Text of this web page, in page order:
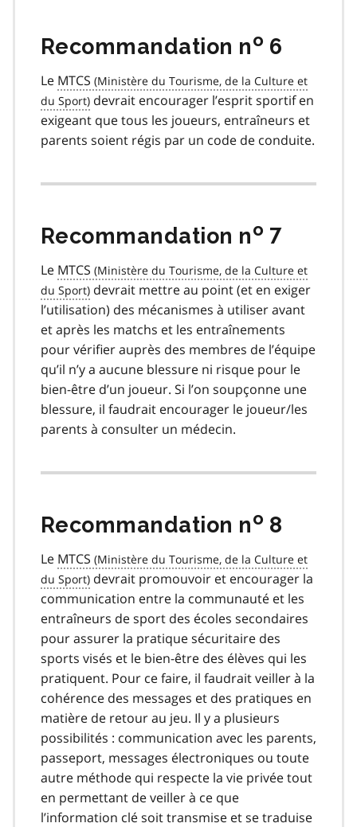
Recommandation no 6
Le MTCS
devrait encourager l’esprit sportif en
exigeant que tous les joueurs, entraîneurs et
parents soient régis par un code de conduite.
Recommandation no 7
Le MTCS
devrait mettre au point (et en exiger
l’utilisation) des mécanismes à utiliser avant
et après les matchs et les entraînements
pour vérifier auprès des membres de l’équipe
qu’il n’y a aucune blessure ni risque pour le
bien-être d’un joueur. Si l’on soupçonne une
blessure, il faudrait encourager le joueur/les
parents à consulter un médecin.
Recommandation no 8
Le MTCS
devrait promouvoir et encourager la
communication entre la communauté et les
entraîneurs de sport des écoles secondaires
pour assurer la pratique sécuritaire des
sports visés et le bien-être des élèves qui les
pratiquent. Pour ce faire, il faudrait veiller à la
cohérence des messages et des pratiques en
matière de retour au jeu. Il y a plusieurs
possibilités : communication avec les parents,
passeport, messages électroniques ou toute
autre méthode qui respecte la vie privée tout
en permettant de veiller à ce que
l’information clé soit transmise et se traduise